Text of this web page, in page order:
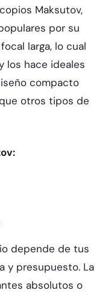
Maksutov,
por su
larga, lo cual
los hace ideales
compacto
otros tipos de
depende de tus
y presupuesto. La
absolutos o